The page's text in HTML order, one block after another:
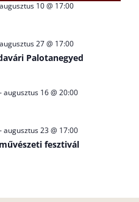
augusztus 10 @ 17:00
augusztus 27 @ 17:00
Palotanegyed
-augusztus 16 @ 20:00
-augusztus 23 @ 17:00
fesztivál